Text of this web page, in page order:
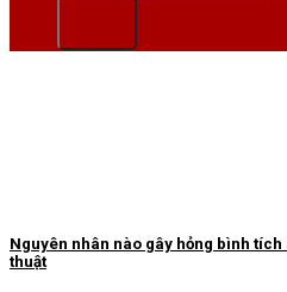
Nguyên nhân nào gây hỏng bình
thuật